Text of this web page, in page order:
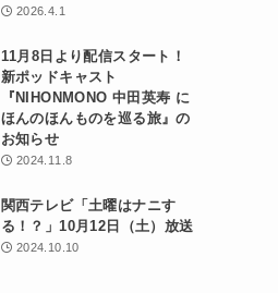
2026.4.1
11月8日より配信スタート！
新ポッドキャスト
『NIHONMONO 中田英寿 に
ほんのほんものを巡る旅』の
お知らせ
2024.11.8
関西テレビ「土曜はナニす
る！？」10月12日（土）放送
2024.10.10